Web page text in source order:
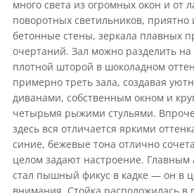
много света из огромных окон и от
поворотных светильников,
бетонные стены, зеркала плавных
очертаний. Зал можно разделить
плотной шторой в шоколадном
примерно треть зала, создавая
диванами, собственным окном и
четырьмя рыжими стульями.
здесь вся отличается яркими
синие, бежевые тона отлично
целом задают настроение. Главным
стал пышный фикус в кадке — он в